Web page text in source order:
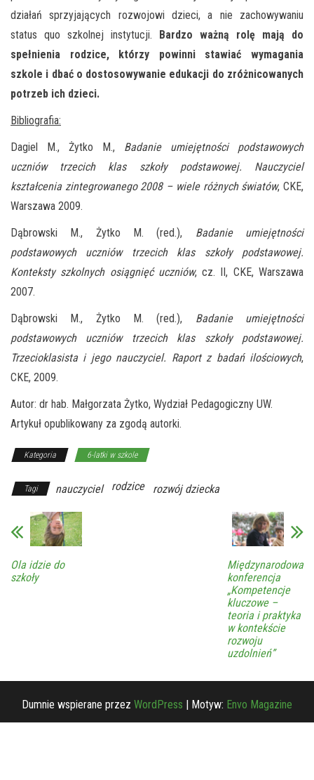
działań sprzyjających rozwojowi dzieci, a nie zachowywaniu
status quo szkolnej instytucji. Bardzo ważną rolę mają do
spełnienia rodzice, którzy powinni stawiać wymagania
szkole i dbać o dostosowywanie edukacji do zróżnicowanych
potrzeb ich dzieci.
Bibliografia:
Dagiel M., Żytko M., Badanie umiejętności podstawowych
uczniów trzecich klas szkoły podstawowej. Nauczyciel
kształcenia zintegrowanego 2008 – wiele różnych światów, CKE,
Warszawa 2009.
Dąbrowski M., Żytko M. (red.), Badanie umiejętności
podstawowych uczniów trzecich klas szkoły podstawowej.
Konteksty szkolnych osiągnięć uczniów, cz. II, CKE, Warszawa
2007.
Dąbrowski M., Żytko M. (red.), Badanie umiejętności
podstawowych uczniów trzecich klas szkoły podstawowej.
Trzecioklasista i jego nauczyciel. Raport z badań ilościowych,
CKE, 2009.
Autor: dr hab. Małgorzata Żytko, Wydział Pedagogiczny UW.
Artykuł opublikowany za zgodą autorki.
Kategoria 6-latki w szkole
Tagi nauczyciel rodzice rozwój dziecka
Ola idzie do
szkoły
Międzynarodowa
konferencja
„Kompetencje
kluczowe –
teoria i praktyka
w kontekście
rozwoju
uzdolnień”
Dumnie wspierane przez WordPress Motyw: Envo Magazine